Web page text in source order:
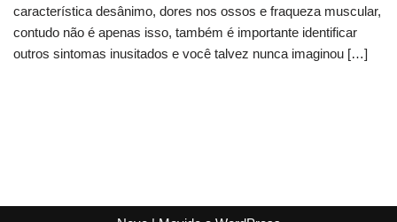
característica desânimo, dores nos ossos e fraqueza muscular,
contudo não é apenas isso, também é importante identificar
outros sintomas inusitados e você talvez nunca imaginou […]